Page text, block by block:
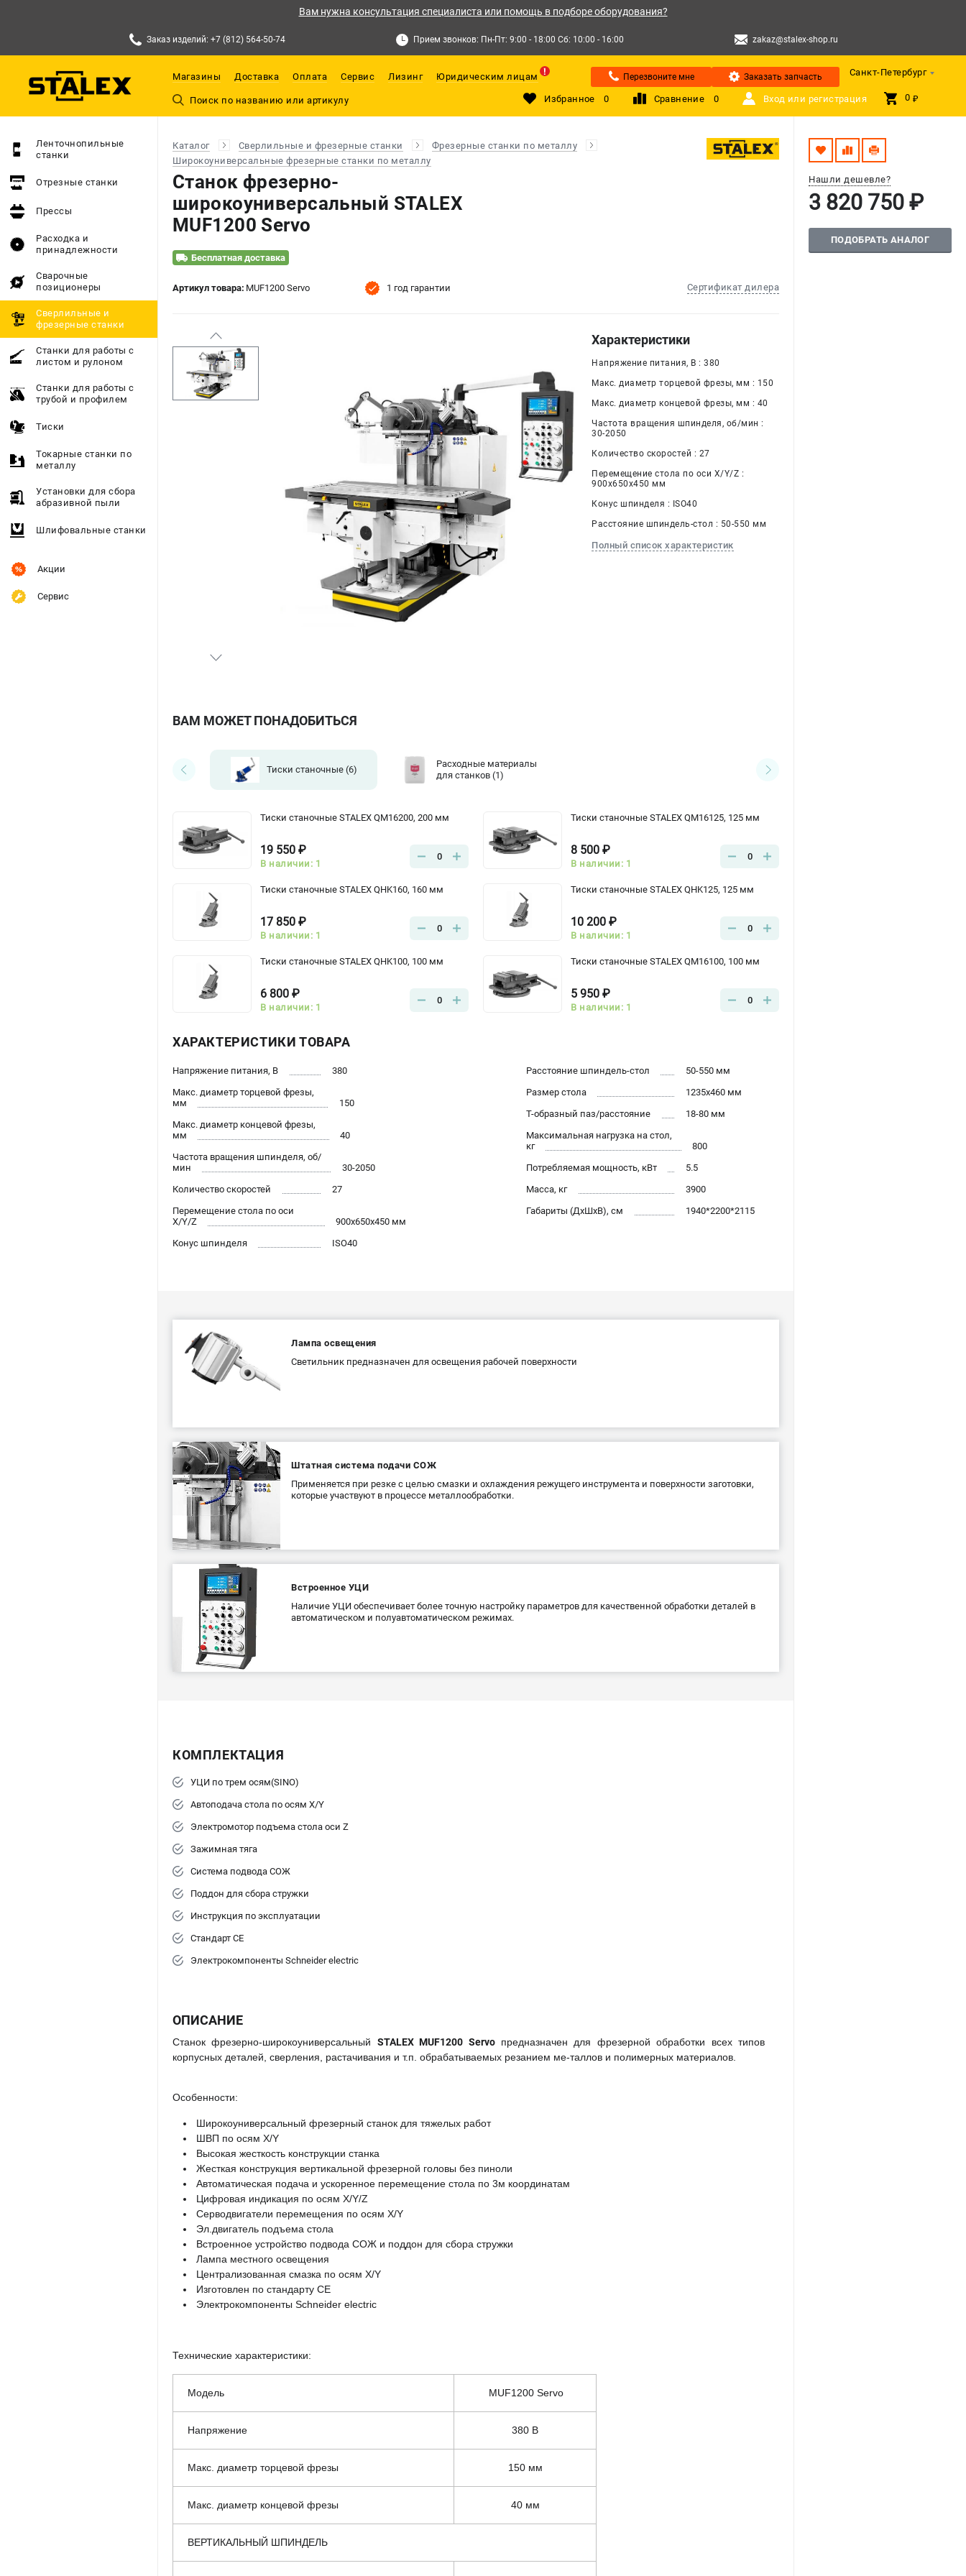
Вам нужна консультация специалиста или помощь в подборе оборудования?
Заказ изделий: +7 (812) 564-50-74 Прием звонков: Пн-Пт: 9:00 - 18:00 Сб: 10:00 - 16:00 zakaz@stalex-shop.ru
Санкт-Петербург
Магазины Доставка Оплата Сервис Лизинг Юридическим лицам Перезвоните мне Заказать запчасть
Избранное 0 Сравнение 0 Вход или регистрация 0 ₽
Ленточнопильные
станки
Отрезные станки
Прессы
Расходка и
принадлежности
Сварочные
позиционеры
Сверлильные и
фрезерные станки
Станки для работы с
листом и рулоном
Станки для работы с
трубой и профилем
Тиски
Токарные станки по
металлу
Установки для сбора
абразивной пыли
Шлифовальные станки
Акции
Сервис
Каталог Сверлильные и фрезерные станки
Фрезерные станки по металлу
Широкоуниверсальные фрезерные станки по металлу
Станок фрезерно-
широкоуниверсальный STALEX
MUF1200 Servo
Бесплатная доставка
Артикул товара: MUF1200 Servo Сертификат дилера
1 год гарантии
Нашли дешевле?
3 820 750 ₽
ПОДОБРАТЬ АНАЛОГ
Характеристики
Напряжение питания, В : 380
Макс. диаметр торцевой фрезы, мм : 150
Макс. диаметр концевой фрезы, мм : 40
Частота вращения шпинделя, об/мин :
30-2050
Количество скоростей : 27
Перемещение стола по оси X/Y/Z :
900x650x450 мм
Конус шпинделя : ISO40
Расстояние шпиндель-стол : 50-550 мм
Полный список характеристик
ВАМ МОЖЕТ ПОНАДОБИТЬСЯ
Тиски станочные(6)
Расходные материалы
для станков (1)
Тиски станочные STALEX QM16200, 200 мм
19 550 ₽
В наличии: 1
0
Тиски станочные STALEX QM16125, 125 мм
8 500 ₽
В наличии: 1
0
Тиски станочные STALEX QHK160, 160 мм
17 850 ₽
В наличии: 1
0
Тиски станочные STALEX QHK125, 125 мм
10 200 ₽
В наличии: 1
0
Тиски станочные STALEX QHK100, 100 мм
6 800 ₽
В наличии: 1
0
Тиски станочные STALEX QM16100, 100 мм
5 950 ₽
В наличии: 1
0
ХАРАКТЕРИСТИКИ ТОВАРА
Напряжение питания, В
380
Макс. диаметр торцевой фрезы,
мм
150
Макс. диаметр концевой фрезы,
мм
40
Частота вращения шпинделя, об/
мин
30-2050
Количество скоростей
27
Перемещение стола по оси
X/Y/Z
900x650x450 мм
Конус шпинделя
ISO40
Расстояние шпиндель-стол
50-550 мм
Размер стола
1235х460 мм
Т-образный паз/расстояние
18-80 мм
Максимальная нагрузка на стол,
кг
800
Потребляемая мощность, кВт
5.5
Масса, кг
3900
Габариты (ДхШхВ), см
1940*2200*2115
Лампа освещения
Светильник предназначен для освещения рабочей поверхности
Штатная система подачи СОЖ
Применяется при резке с целью смазки и охлаждения режущего инструмента и поверхности заготовки,
которые участвуют в процессе металлообработки.
Встроенное УЦИ
Наличие УЦИ обеспечивает более точную настройку параметров для качественной обработки деталей в
автоматическом и полуавтоматическом режимах.
КОМПЛЕКТАЦИЯ
УЦИ по трем осям(SINO)
Автоподача стола по осям X/Y
Электромотор подъема стола оси Z
Зажимная тяга
Система подвода СОЖ
Поддон для сбора стружки
Инструкция по эксплуатации
Стандарт СЕ
Электрокомпоненты Schneider electric
ОПИСАНИЕ
Станок фрезерно-широкоуниверсальный STALEX MUF1200 Servoпредназначен для фрезерной обработки всех типов
корпусных деталей, сверления, растачивания и т.п. обрабатываемых резанием ме-таллов и полимерных материалов.
Особенности:
Широкоуниверсальный фрезерный станок для тяжелых работ
ШВП по осям X/Y
Высокая жесткость конструкции станка
Жесткая конструкция вертикальной фрезерной головы без пиноли
Автоматическая подача и ускоренное перемещение стола по 3м координатам
Цифровая индикация по осям X/Y/Z
Серводвигатели перемещения по осям X/Y
Эл.двигатель подъема стола
Встроенное устройство подвода СОЖ и поддон для сбора стружки
Лампа местного освещения
Централизованная смазка по осям X/Y
Изготовлен по стандарту СЕ
Электрокомпоненты Schneider electric
Технические характеристики:
Модель MUF1200 Servo
Напряжение 380 В
Макс. диаметр торцевой фрезы 150 мм
Макс. диаметр концевой фрезы 40 мм
ВЕРТИКАЛЬНЫЙ ШПИНДЕЛЬ